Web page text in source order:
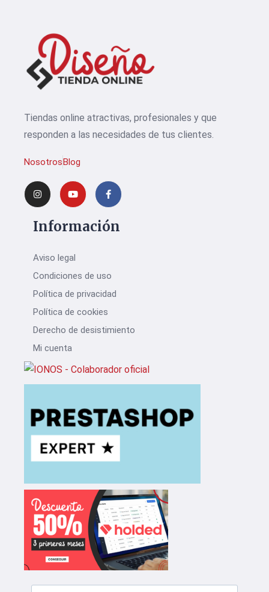
Tiendas online atractivas, profesionales y que
responden a las necesidades de tus clientes.
NosotrosBlog
Información
Aviso legal
Condiciones de uso
Política de privacidad
Política de cookies
Derecho de desistimiento
Mi cuenta